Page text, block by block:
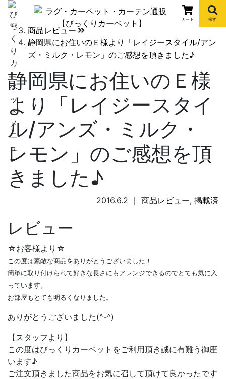
info
カート 探す
びっくりカーペット
ブログトップ
商品レビュー
静岡県にお住いのＥ様より「レイジースタイル/アン
ズ・ミルク・レモン」のご感想を頂きました♪
静岡県にお住いのＥ様
より「レイジースタイ
ル/アンズ・ミルク・
レモン」のご感想を頂
きました♪
2016.6.2 ｜ 商品レビュー, 掲載済
レビュー
☆お客様より☆
この度は素敵な商品をありがとうございました！
簡単に取り付けられて好きな長さにもアレンジできるのでとても気に入
っています。
お部屋もとても明るくなりました。
ありがとうございました(^-^)
【スタッフより】
この度はびっくりカーペットをご利用頂き誠に有難う御座
います♪
ご注文頂きました商品をお気に召して頂けて良かったです